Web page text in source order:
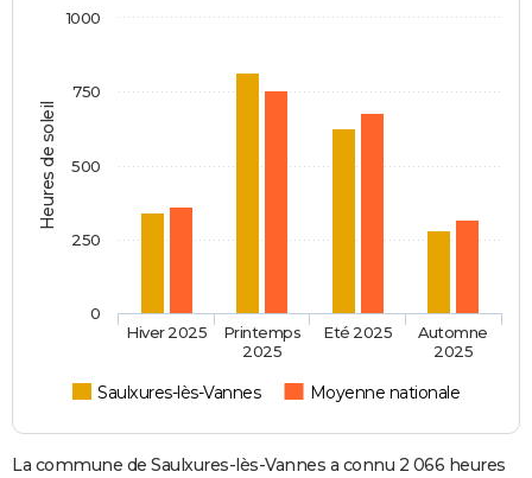
Heures de soleil
Saulxures-lès-Vannes Moyenne nationale
Hiver 2025
Printemps
2025
Eté 2025
Automne
2025
0
250
500
750
1000
La commune de Saulxures-lès-Vannes a connu 2 066 heures